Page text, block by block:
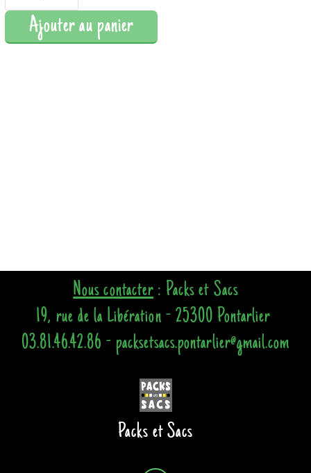
Ajouter au panier
Nous contacter: Packs et Sacs
19, rue de la Libération - 25300 Pontarlier
03.81.46.42.86 - packsetsacs.pontarlier@gmail.com
Packs et Sacs